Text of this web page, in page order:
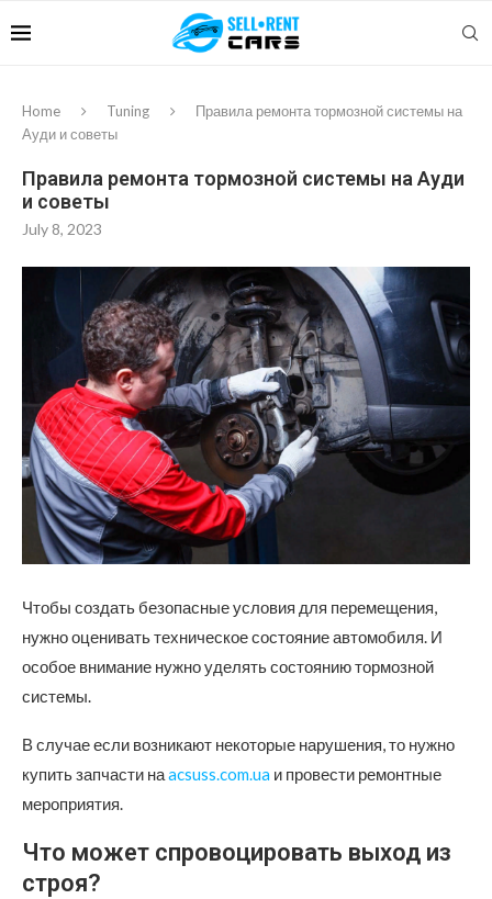
Home Tuning
Правила ремонта тормозной системы на
Ауди и советы
Правила ремонта тормозной системы на Ауди
и советы
July 8, 2023
Чтобы создать безопасные условия для перемещения,
нужно оценивать техническое состояние автомобиля. И
особое внимание нужно уделять состоянию тормозной
системы.
В случае если возникают некоторые нарушения, то нужно
купить запчасти наacsuss.com.ua и провести ремонтные
мероприятия.
Что может спровоцировать выход из
строя?